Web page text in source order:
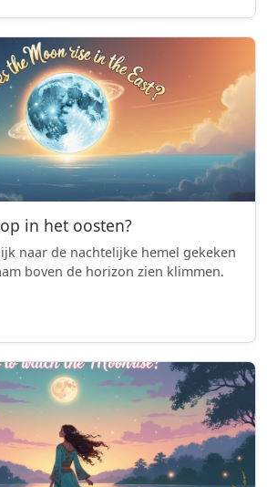
in het oosten?
naar de nachtelijke hemel gekeken
boven de horizon zien klimmen.